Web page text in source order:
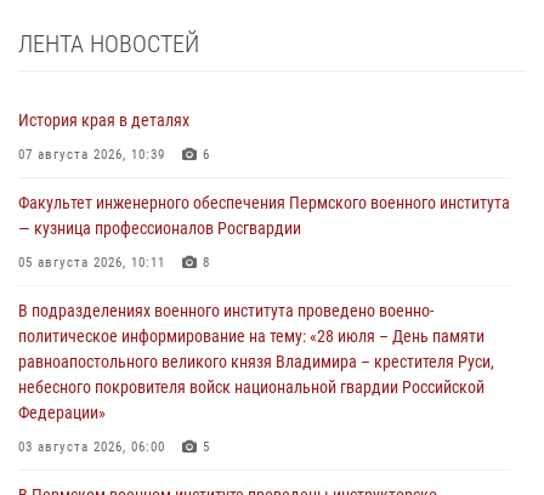
ЛЕНТА НОВОСТЕЙ
История края в деталях
07 августа 2026, 10:39 6
Факультет инженерного обеспечения Пермского военного института
— кузница профессионалов Росгвардии
05 августа 2026, 10:11 8
В подразделениях военного института проведено военно-
политическое информирование на тему: «28 июля – День памяти
равноапостольного великого князя Владимира – крестителя Руси,
небесного покровителя войск национальной гвардии Российской
Федерации»
03 августа 2026, 06:00 5